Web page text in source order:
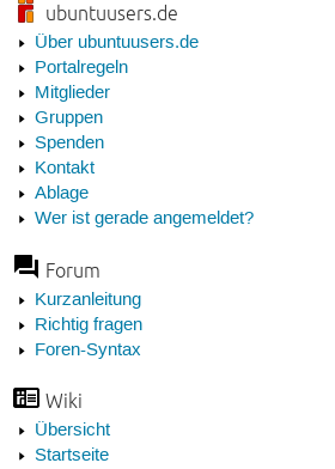
ubuntuusers.de
Über ubuntuusers.de
Portalregeln
Mitglieder
Gruppen
Spenden
Kontakt
Ablage
Wer ist gerade angemeldet?
Forum
Kurzanleitung
Richtig fragen
Foren-Syntax
Wiki
Übersicht
Startseite